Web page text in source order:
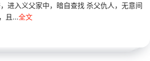
进入义父家中，暗自查找 杀父仇人，无意间
且...全文